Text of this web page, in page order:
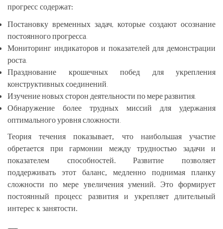
прогресс содержат:
Постановку временных задач, которые создают осознание
постоянного прогресса.
Мониторинг индикаторов и показателей для демонстрации
роста.
Празднование крошечных побед для укрепления
конструктивных соединений.
Изучение новых сторон деятельности по мере развития.
Обнаружение более трудных миссий для удержания
оптимального уровня сложности.
Теория течения показывает, что наибольшая участие
обретается при гармонии между трудностью задачи и
показателем способностей. Развитие позволяет
поддерживать этот баланс, медленно поднимая планку
сложности по мере увеличения умений. Это формирует
постоянный процесс развития и укрепляет длительный
интерес к занятости.